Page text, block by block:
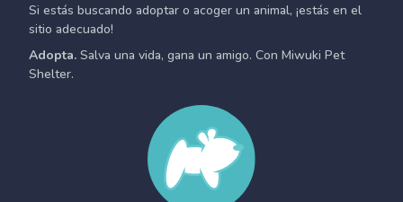
Si estás buscando adoptar o acoger un animal, ¡estás en el
sitio adecuado!
Adopta. Salva una vida, gana un amigo. Con Miwuki Pet
Shelter.